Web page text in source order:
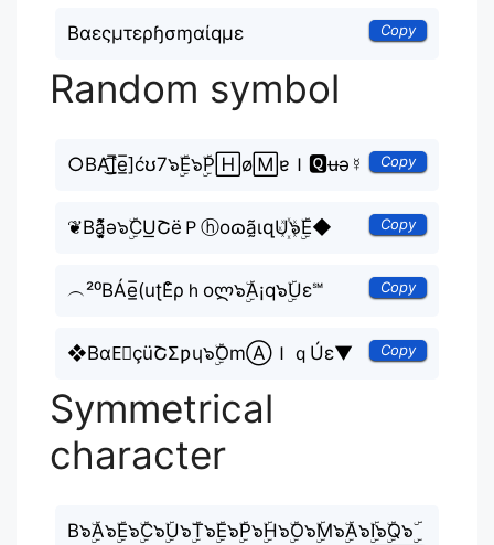
Bαεςμτερɧσɱαίqμε Copy
Random symbol
○BA͜͡[̲̅e̲̅]ćʊ7๖ۣۜE๖ۣۜP🄷ø🄼ɐＩ🆀ʉǝ☿ Copy
❦Ba̘̫͈̭͌͛͌̇̇̍ǝ๖ۣۜCU͟ՇëＰⓗoɷã̰ιզU꙰๖ۣۜE◆ Copy
︵²⁰BÁe̲̅(uʈE͒ρｈoლ๖ۣۜA¡q๖ۣۜUε℠ Copy
❖BɑE⃟çüՇΣƿɥ๖ۣۜOmⒶＩｑÚε▼ Copy
Symmetrical
character
B๖ۣۜA๖ۣۜE๖ۣۜC๖ۣۜU๖ۣۜT๖ۣۜE๖ۣۜP๖ۣۜH๖ۣۜO๖ۣۜM๖ۣۜA๖ۣۜI๖ۣۜQ๖ۣۜ